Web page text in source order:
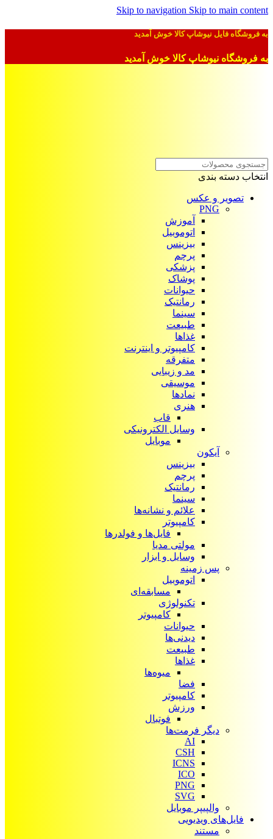
Skip to navigation Skip to main content
به فروشگاه فایل نیوشاپ کالا خوش آمدید
به فروشگاه نیوشاپ کالا خوش آمدید
انتخاب دسته بندی
تصویر و عکس
PNG
آموزش
اتوموبیل
بیزینس
پرچم
پزشکی
پوشاک
حیوانات
رمانتیک
سینما
طبیعت
غذاها
کامپیوتر و اینترنت
متفرقه
مد و زیبایی
موسیقی
نمادها
هنری
قاب
وسایل الکترونیکی
موبایل
آیکون‌
بیزینس
پرچم
رمانتیک
سینما
علائم و نشانه‌ها
کامپیوتر
فایل‌ها و فولدرها
مولتی مدیا
وسایل و ابزار
پس زمینه
اتوموبیل
مسابقه‌ای
تکنولوژی
کامپیوتر
حیوانات
دیدنی‌ها
طبیعت
غذاها
میوه‌ها
فضا
کامپیوتر
ورزش
فوتبال
دیگر فرمت‌ها
AI
CSH
ICNS
ICO
PNG
SVG
والپیپر موبایل
فایل‌های ویدیویی
مستند